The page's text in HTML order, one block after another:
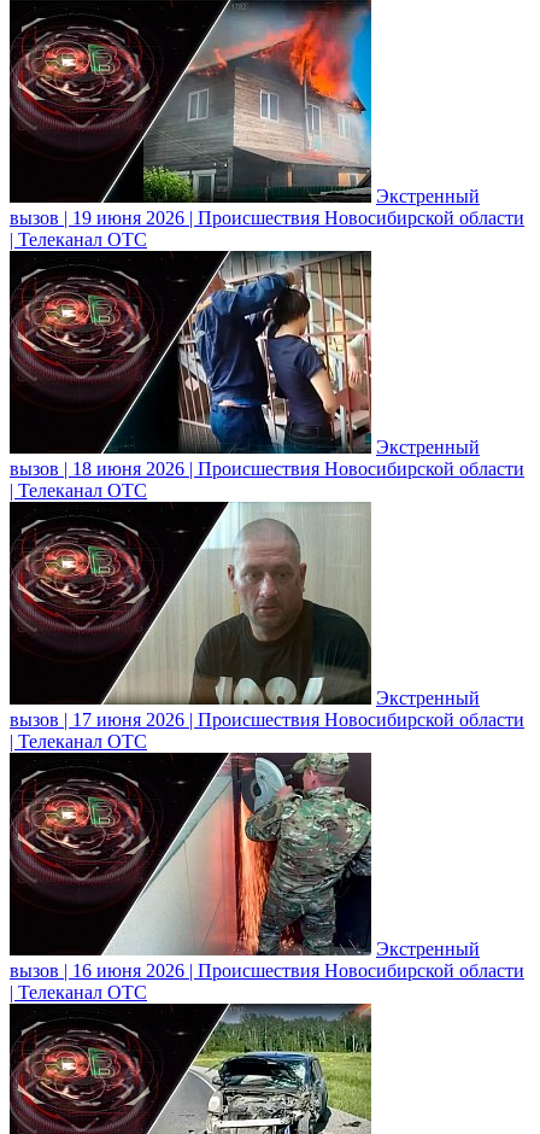
Экстренный
вызов | 19 июня 2026 | Происшествия Новосибирской области
| Телеканал ОТС
Экстренный
вызов | 18 июня 2026 | Происшествия Новосибирской области
| Телеканал ОТС
Экстренный
вызов | 17 июня 2026 | Происшествия Новосибирской области
| Телеканал ОТС
Экстренный
вызов | 16 июня 2026 | Происшествия Новосибирской области
| Телеканал ОТС